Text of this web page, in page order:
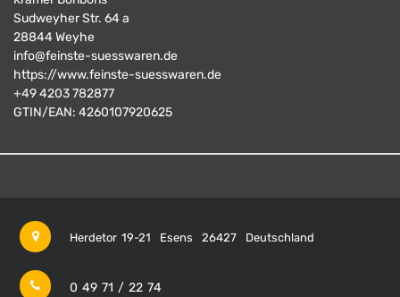
Sudweyher Str. 64 a
28844Weyhe
info@feinste-suesswaren.de
https://www.feinste-suesswaren.de
+49 4203 782877
GTIN/EAN: 4260107920625
Herdetor 19-21 Esens 26427 Deutschland
0 49 71 / 22 74